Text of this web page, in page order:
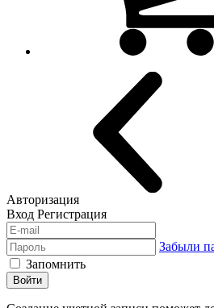
Авторизация
Вход Регистрация
Забыли
Запомнить
Войти